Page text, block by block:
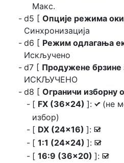
Макс.
d5 [ Опције режима
Синхронизација
d6 [ Режим одлагања
Искључено
d7 [ Продужене брзине
ИСКЉУЧЕНО
d8 [ Ограничи изборну
[ FX (36×24) ]: L (не
избор)
[ DX (24×16) ]: M
[ 1:1 (24×24) ]: M
[ 16:9 (36×20) ]: M